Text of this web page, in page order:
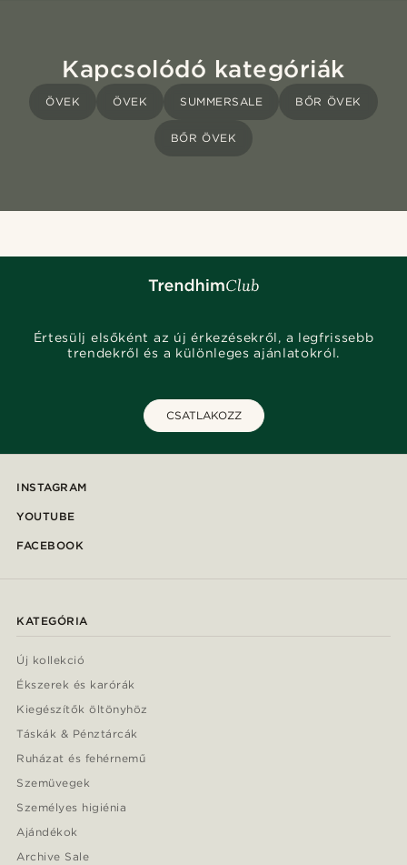
Kapcsolódó kategóriák
ÖVEK ÖVEK SUMMERSALE BŐR ÖVEK
BŐR ÖVEK
Értesülj elsőként az új érkezésekről, a legfrissebb
trendekről és a különleges ajánlatokról.
CSATLAKOZZ
INSTAGRAM
YOUTUBE
FACEBOOK
KATEGÓRIA
Új kollekció
Ékszerek és karórák
Kiegészítők öltönyhöz
Táskák & Pénztárcák
Ruházat és fehérnemű
Szemüvegek
Személyes higiénia
Ajándékok
Archive Sale